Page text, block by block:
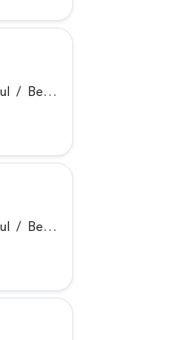
/ Beykoz
/ Beykoz